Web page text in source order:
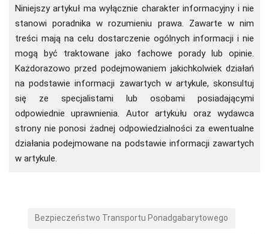
Niniejszy artykuł ma wyłącznie charakter informacyjny i nie
stanowi poradnika w rozumieniu prawa. Zawarte w nim
treści mają na celu dostarczenie ogólnych informacji i nie
mogą być traktowane jako fachowe porady lub opinie.
Każdorazowo przed podejmowaniem jakichkolwiek działań
na podstawie informacji zawartych w artykule, skonsultuj
się ze specjalistami lub osobami posiadającymi
odpowiednie uprawnienia. Autor artykułu oraz wydawca
strony nie ponosi żadnej odpowiedzialności za ewentualne
działania podejmowane na podstawie informacji zawartych
w artykule.
Bezpieczeństwo Transportu Ponadgabarytowego